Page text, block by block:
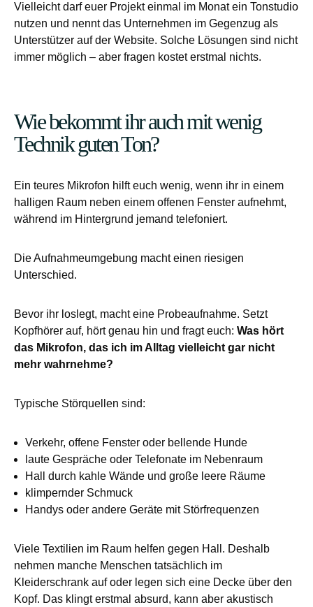
Vielleicht darf euer Projekt einmal im Monat ein Tonstudio
nutzen und nennt das Unternehmen im Gegenzug als
Unterstützer auf der Website. Solche Lösungen sind nicht
immer möglich – aber fragen kostet erstmal nichts.
Wie bekommt ihr auch mit wenig
Technik guten Ton?
Ein teures Mikrofon hilft euch wenig, wenn ihr in einem
halligen Raum neben einem offenen Fenster aufnehmt,
während im Hintergrund jemand telefoniert.
Die Aufnahmeumgebung macht einen riesigen
Unterschied.
Bevor ihr loslegt, macht eine Probeaufnahme. Setzt
Kopfhörer auf, hört genau hin und fragt euch: Was hört
das Mikrofon, das ich im Alltag vielleicht gar nicht
mehr wahrnehme?
Typische Störquellen sind:
Verkehr, offene Fenster oder bellende Hunde
laute Gespräche oder Telefonate im Nebenraum
Hall durch kahle Wände und große leere Räume
klimpernder Schmuck
Handys oder andere Geräte mit Störfrequenzen
Viele Textilien im Raum helfen gegen Hall. Deshalb
nehmen manche Menschen tatsächlich im
Kleiderschrank auf oder legen sich eine Decke über den
Kopf. Das klingt erstmal absurd, kann aber akustisch